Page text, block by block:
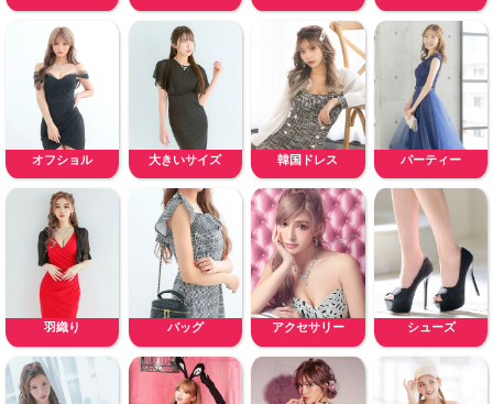
オフショル 大きいサイズ 韓国ドレス パーティー
羽織り バッグ アクセサリー シューズ